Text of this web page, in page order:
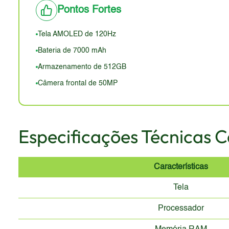
Espera-se que o celular tenha um design moderno e
sobre a certificação de resistência (água e poeira) é
poeira. A escolha de materiais de alta qualidade e
Pontos Fortes
Tela AMOLED de 120Hz
Bateria de 7000 mAh
Armazenamento de 512GB
Câmera frontal de 50MP
Especificações Técnicas
Características
Tela
Processador